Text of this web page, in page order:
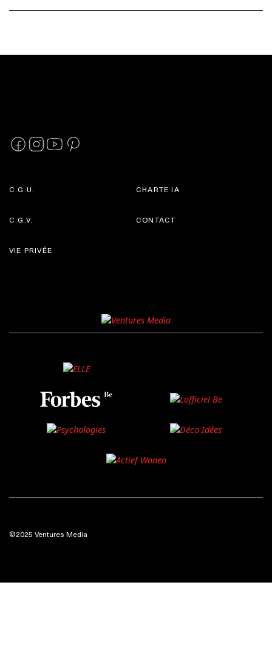
C.G.U.
C.G.V.
CHARTE IA
CONTACT
VIE PRIVÉE
©2025 Ventures Media